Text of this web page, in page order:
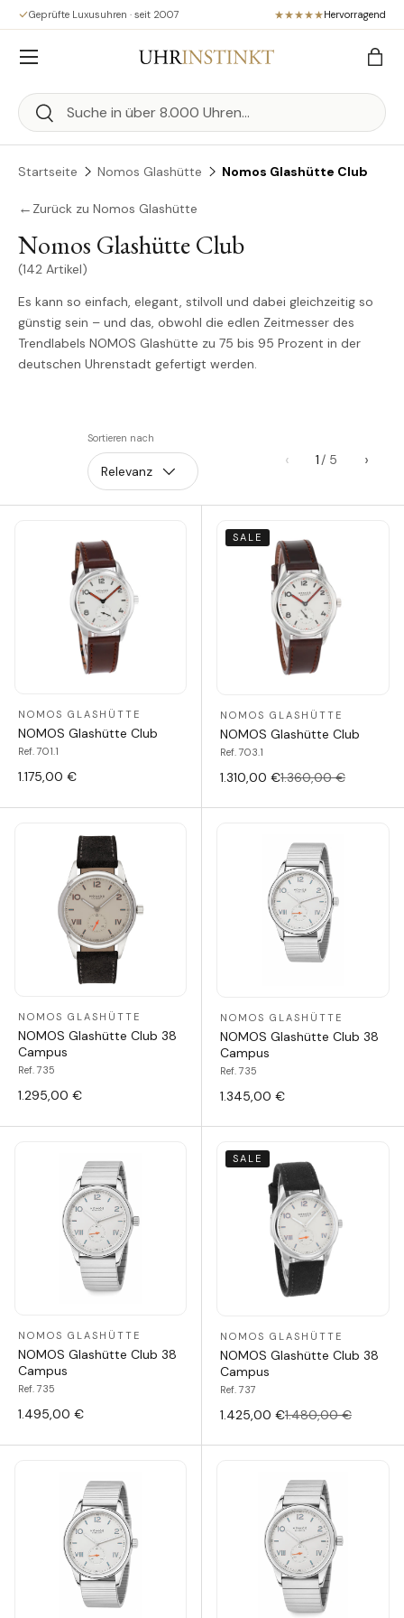
Direkt zum Inhalt
Geprüfte Luxusuhren · seit 2007 Hervorragend
Suchen
Suchen
Menü
Startseite Nomos Glashütte Nomos Glashütte Club
← Zurück zu Nomos Glashütte
Nomos Glashütte Club
(142 Artikel)
Es kann so einfach, elegant, stilvoll und dabei gleichzeitig so
günstig sein – und das, obwohl die edlen Zeitmesser des
Trendlabels NOMOS Glashütte zu 75 bis 95 Prozent in der
deutschen Uhrenstadt gefertigt werden.
Sortieren nach
Relevanz
‹ 1 ›
NOMOS GLASHÜTTE
NOMOS Glashütte Club
Ref. 701.1
1.175,00 €
SALE
NOMOS GLASHÜTTE
NOMOS Glashütte Club
Ref. 703.1
1.310,00 €1.360,00 €
NOMOS GLASHÜTTE
NOMOS Glashütte Club 38
Campus
Ref. 735
1.295,00 €
NOMOS GLASHÜTTE
NOMOS Glashütte Club 38
Campus
Ref. 735
1.345,00 €
NOMOS GLASHÜTTE
NOMOS Glashütte Club 38
Campus
Ref. 735
1.495,00 €
SALE
NOMOS GLASHÜTTE
NOMOS Glashütte Club 38
Campus
Ref. 737
1.425,00 €1.480,00 €